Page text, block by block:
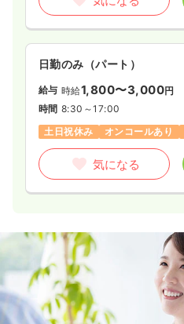
日勤のみ（パート）
給与 時給1,800〜3,000円
時間 8:30～17:00
土日祝休み
オンコールあり
気になる